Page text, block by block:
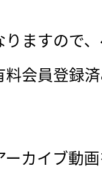
ますので
会員登録
カイブ動